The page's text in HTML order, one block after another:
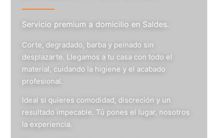
Servicio premium a domicilio en Saldes.
Corte, degradado, barba y peinado sin
desplazarte. Llegamos a tu casa con todo el
material, cuidando la higiene y el acabado
profesional.
Ideal si quieres comodidad, discreción y un
resultado impecable. Tú pones el lugar, nosotros
la experiencia.